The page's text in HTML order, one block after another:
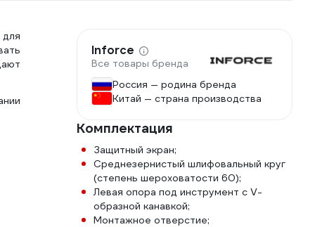
Inforce
Все товары бренда
Россия — родина бренда
Китай — страна производства
Комплектация
Защитный экран;
Среднезернистый шлифовальный круг
(степень шероховатости 60);
Левая опора под инструмент с V-
образной канавкой;
Монтажное отверстие;